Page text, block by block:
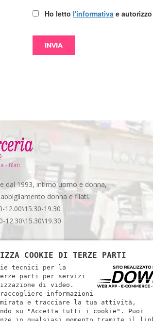
Ho letto l'informativa e
dal 1993, intimo uomo e donna,
donna e filati.
12.00\15.30-19.30
12.30\15.30\19.30
3 - Bovolone (VR)
COOKIE DI TERZE PARTI
tecnici per la
parti per servizi
di video.
informazioni
e tracciare la tua attività,
su "Accetta tutti i cookie". Puoi